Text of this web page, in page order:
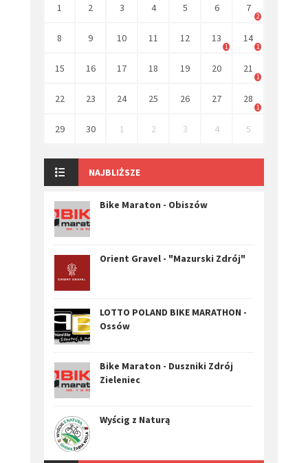
1 2 3 4 5 6 7
2
8 9 10 11 12 13
1
14
1
15 16 17 18 19 20 21
1
22 23 24 25 26 27 28
1
29 30 1 2 3 4 5
NAJBLIŻSZE
Bike Maraton - Obiszów
Orient Gravel - "Mazurski Zdrój"
LOTTO POLAND BIKE MARATHON -
Ossów
Bike Maraton - Duszniki Zdrój
Zieleniec
Wyścig z Naturą